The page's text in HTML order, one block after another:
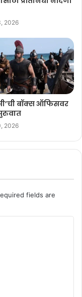
2026
बॉक्स ऑफिसवर
2026
fields are